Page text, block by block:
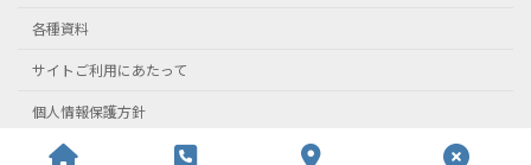
各種資料
サイトご利用にあたって
個人情報保護方針